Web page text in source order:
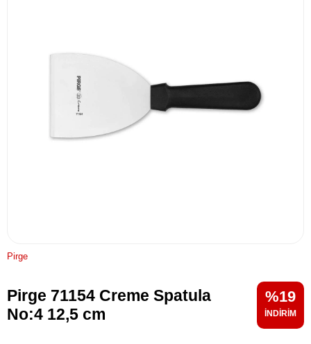
Pirge
Pirge 71154 Creme Spatula
No:4 12,5 cm
19